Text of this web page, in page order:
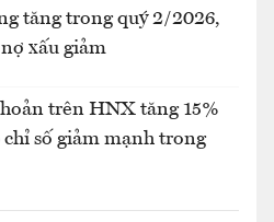
tăng trong quý 2/2026,
xấu giảm
trên HNX tăng 15%
chỉ số giảm mạnh trong